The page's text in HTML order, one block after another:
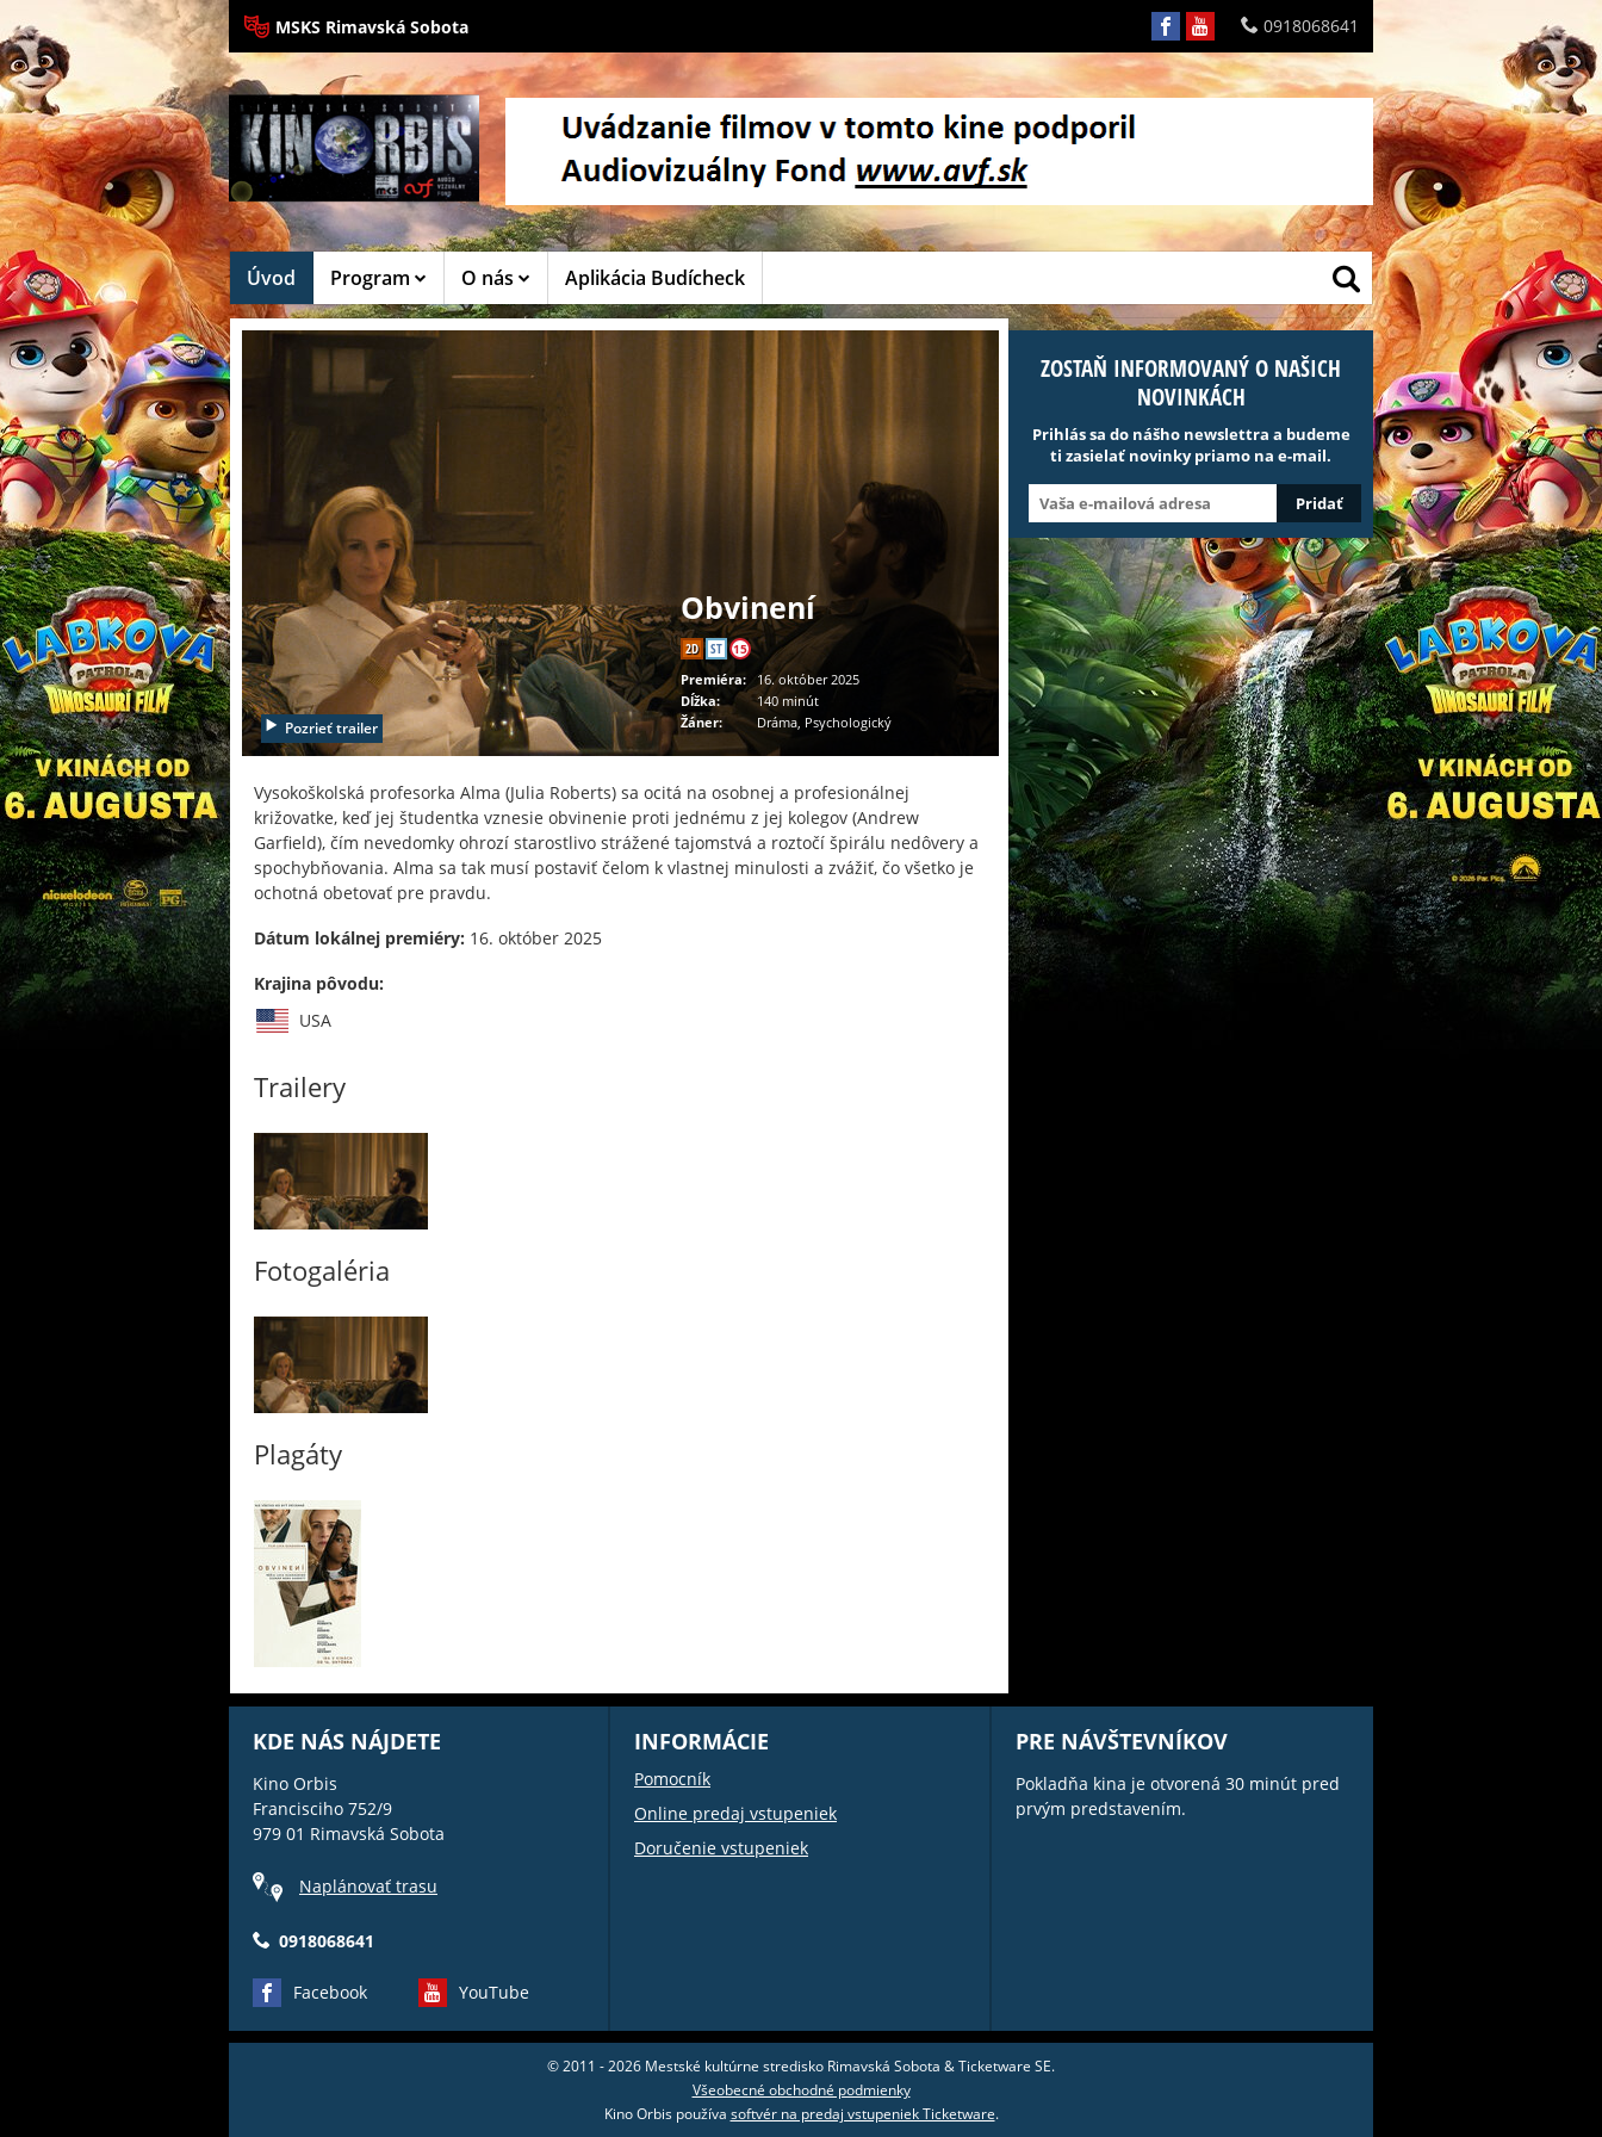
MSKS Rimavská Sobota 0918068641
Úvod Program O nás Aplikácia Budícheck
Pozrieť trailer
Obvinení
2D ST 15
Premiéra:
16. október 2025
Dĺžka:
140 minút
Žáner:
Dráma, Psychologický
Vysokoškolská profesorka Alma (Julia Roberts) sa ocitá na osobnej a profesionálnej
križovatke, keď jej študentka vznesie obvinenie proti jednému z jej kolegov (Andrew
Garfield), čím nevedomky ohrozí starostlivo strážené tajomstvá a roztočí špirálu nedôvery a
spochybňovania. Alma sa tak musí postaviť čelom k vlastnej minulosti a zvážiť, čo všetko je
ochotná obetovať pre pravdu.
Dátum lokálnej premiéry: 16. október 2025
Krajina pôvodu:
USA
Trailery
Fotogaléria
Plagáty
ZOSTAŇ INFORMOVANÝ O NAŠICH
NOVINKÁCH
Prihlás sa do nášho newslettra a budeme
ti zasielať novinky priamo na e-mail.
KDE NÁS NÁJDETE
Kino Orbis
Francisciho 752/9
979 01 Rimavská Sobota
Naplánovať trasu
0918068641
Facebook YouTube
INFORMÁCIE
Pomocník
Online predaj vstupeniek
Doručenie vstupeniek
PRE NÁVŠTEVNÍKOV
Pokladňa kina je otvorená 30 minút pred
prvým predstavením.
© 2011 - 2026 Mestské kultúrne stredisko Rimavská Sobota & Ticketware SE.
Všeobecné obchodné podmienky
Kino Orbis používa softvér na predaj vstupeniek Ticketware.